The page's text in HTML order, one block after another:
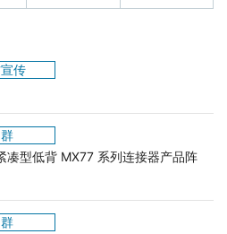
传
凑型低背 MX77 系列连接器产品阵